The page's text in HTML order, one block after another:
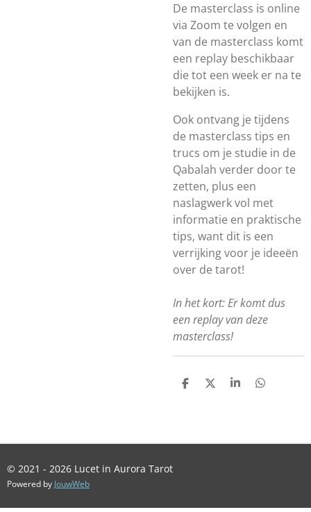
De masterclass is online
via Zoom te volgen en
van de masterclass komt
een replay beschikbaar
die tot een week er na te
bekijken is.
Ook ontvang je tijdens
de masterclass tips en
trucs om je studie in de
Qabalah verder door te
zetten, plus een
naslagwerk vol met
informatie en praktische
tips, want dit is een
verrijking voor je ideeën
over de tarot!
In het kort: Er komt dus
een replay van deze
masterclass!
D
D
S
D
© 2021 - 2026 Lucet in Aurora Tarot
Powered by JouwWeb